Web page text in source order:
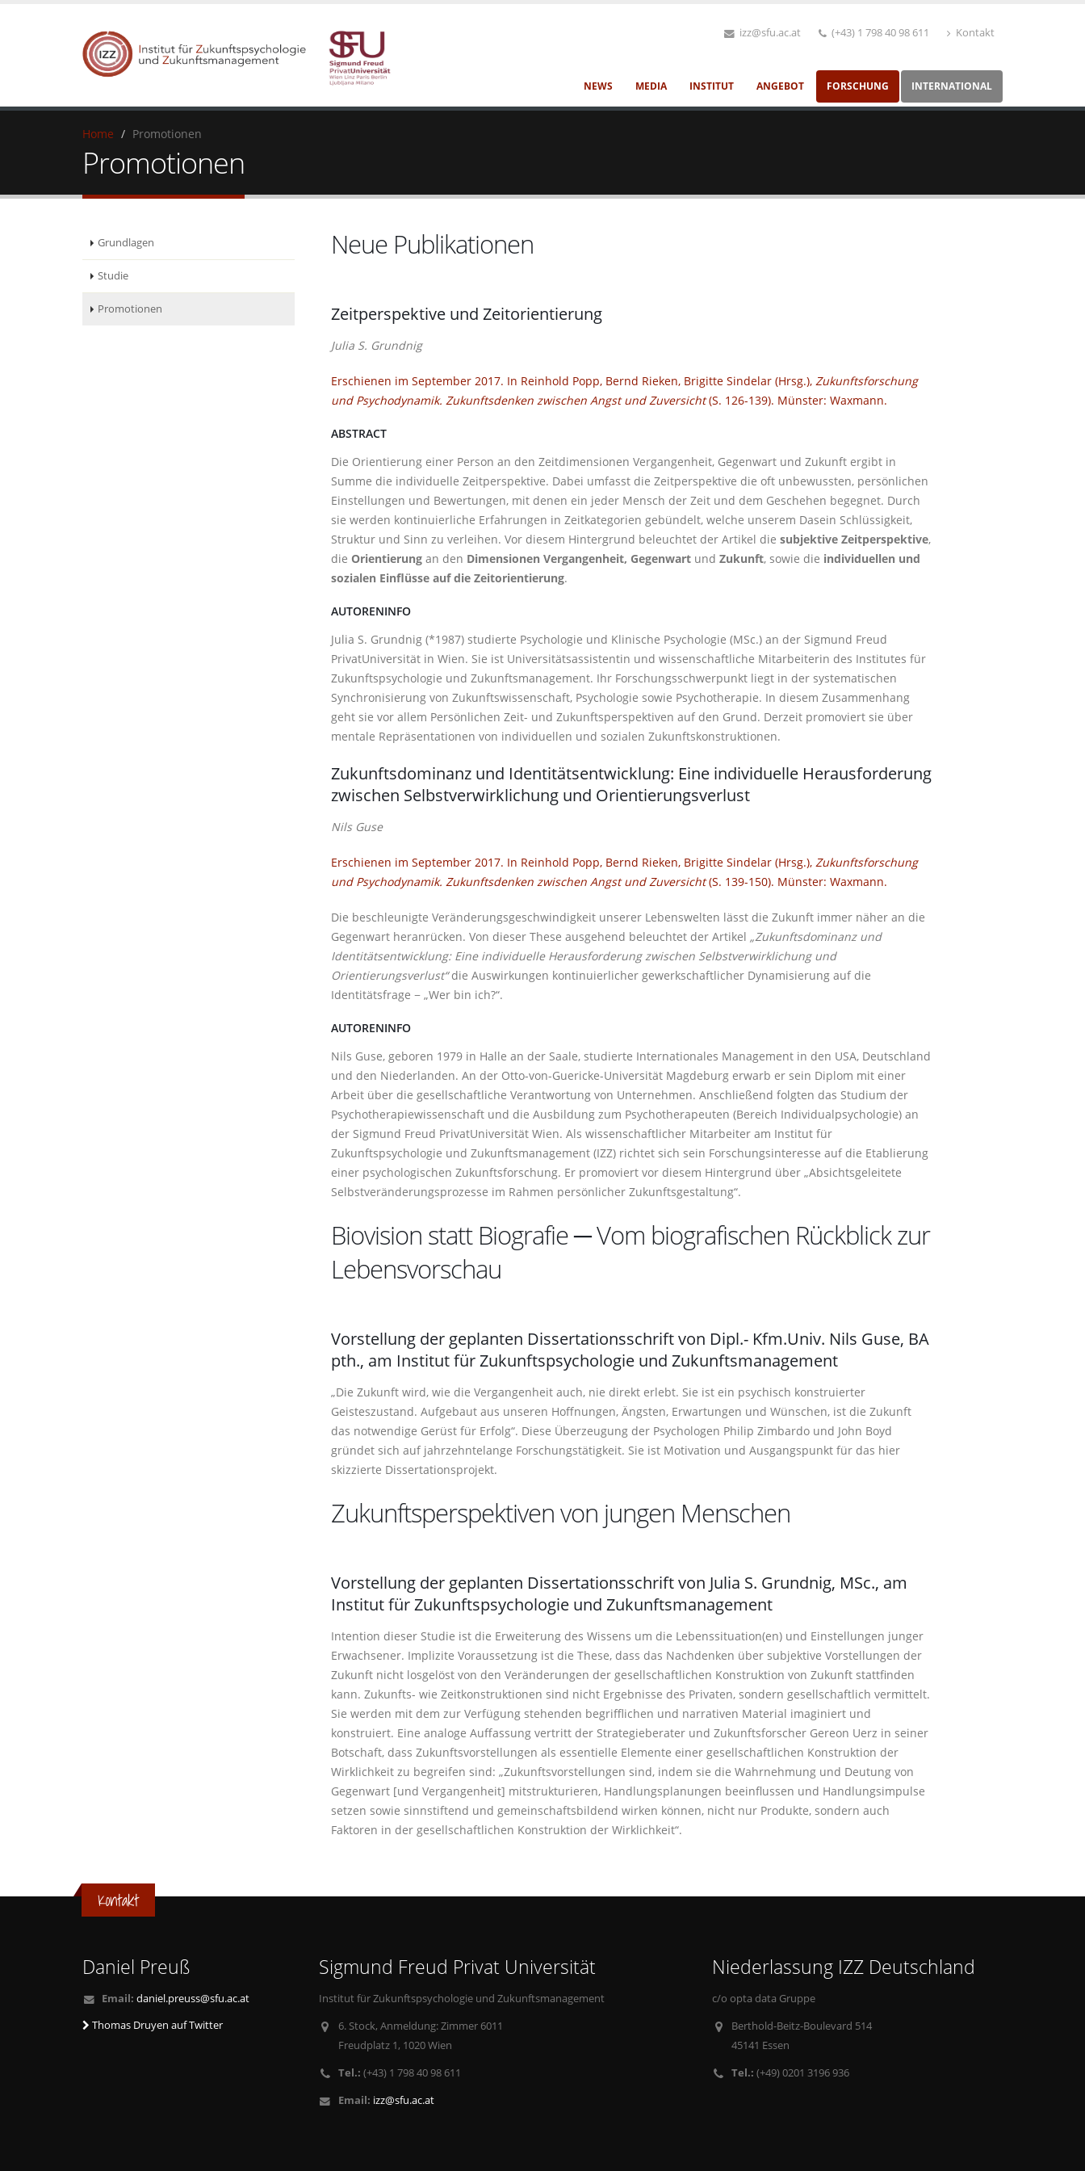
izz@sfu.ac.at (+43) 1 798 40 98 611 Kontakt
NEWS MEDIA INSTITUT ANGEBOT FORSCHUNG INTERNATIONAL
Home Promotionen
Promotionen
Grundlagen
Studie
Promotionen
Neue Publikationen
Zeitperspektive und Zeitorientierung
Julia S. Grundnig
Erschienen im September 2017. In Reinhold Popp, Bernd Rieken, Brigitte Sindelar (Hrsg.), Zukunftsforschung
und Psychodynamik. Zukunftsdenken zwischen Angst und Zuversicht(S. 126-139). Münster: Waxmann.
ABSTRACT
Die Orientierung einer Person an den Zeitdimensionen Vergangenheit, Gegenwart und Zukunft ergibt in
Summe die individuelle Zeitperspektive. Dabei umfasst die Zeitperspektive die oft unbewussten, persönlichen
Einstellungen und Bewertungen, mit denen ein jeder Mensch der Zeit und dem Geschehen begegnet. Durch
sie werden kontinuierliche Erfahrungen in Zeitkategorien gebündelt, welche unserem Dasein Schlüssigkeit,
Struktur und Sinn zu verleihen. Vor diesem Hintergrund beleuchtet der Artikel die subjektive Zeitperspektive,
die Orientierungan den Dimensionen Vergangenheit, Gegenwartund Zukunft, sowie die individuellen und
sozialen Einflüsse auf die Zeitorientierung.
AUTORENINFO
Julia S. Grundnig (*1987) studierte Psychologie und Klinische Psychologie (MSc.) an der Sigmund Freud
PrivatUniversität in Wien. Sie ist Universitätsassistentin und wissenschaftliche Mitarbeiterin des Institutes für
Zukunftspsychologie und Zukunftsmanagement. Ihr Forschungsschwerpunkt liegt in der systematischen
Synchronisierung von Zukunftswissenschaft, Psychologie sowie Psychotherapie. In diesem Zusammenhang
geht sie vor allem Persönlichen Zeit- und Zukunftsperspektiven auf den Grund. Derzeit promoviert sie über
mentale Repräsentationen von individuellen und sozialen Zukunftskonstruktionen.
Zukunftsdominanz und Identitätsentwicklung: Eine individuelle Herausforderung
zwischen Selbstverwirklichung und Orientierungsverlust
Nils Guse
Erschienen im September 2017. In Reinhold Popp, Bernd Rieken, Brigitte Sindelar (Hrsg.), Zukunftsforschung
und Psychodynamik. Zukunftsdenken zwischen Angst und Zuversicht(S. 139-150). Münster: Waxmann.
Die beschleunigte Veränderungsgeschwindigkeit unserer Lebenswelten lässt die Zukunft immer näher an die
Gegenwart heranrücken. Von dieser These ausgehend beleuchtet der Artikel „Zukunftsdominanz und
Identitätsentwicklung: Eine individuelle Herausforderung zwischen Selbstverwirklichung und
Orientierungsverlust“die Auswirkungen kontinuierlicher gewerkschaftlicher Dynamisierung auf die
Identitätsfrage − „Wer bin ich?“.
AUTORENINFO
Nils Guse, geboren 1979 in Halle an der Saale, studierte Internationales Management in den USA, Deutschland
und den Niederlanden. An der Otto-von-Guericke-Universität Magdeburg erwarb er sein Diplom mit einer
Arbeit über die gesellschaftliche Verantwortung von Unternehmen. Anschließend folgten das Studium der
Psychotherapiewissenschaft und die Ausbildung zum Psychotherapeuten (Bereich Individualpsychologie) an
der Sigmund Freud PrivatUniversität Wien. Als wissenschaftlicher Mitarbeiter am Institut für
Zukunftspsychologie und Zukunftsmanagement (IZZ) richtet sich sein Forschungsinteresse auf die Etablierung
einer psychologischen Zukunftsforschung. Er promoviert vor diesem Hintergrund über „Absichtsgeleitete
Selbstveränderungsprozesse im Rahmen persönlicher Zukunftsgestaltung“.
Biovision statt Biografie ─ Vom biografischen Rückblick zur
Lebensvorschau
Vorstellung der geplanten Dissertationsschrift von Dipl.- Kfm.Univ. Nils Guse, BA
pth., am Institut für Zukunftspsychologie und Zukunftsmanagement
„Die Zukunft wird, wie die Vergangenheit auch, nie direkt erlebt. Sie ist ein psychisch konstruierter
Geisteszustand. Aufgebaut aus unseren Hoffnungen, Ängsten, Erwartungen und Wünschen, ist die Zukunft
das notwendige Gerüst für Erfolg“. Diese Überzeugung der Psychologen Philip Zimbardo und John Boyd
gründet sich auf jahrzehntelange Forschungstätigkeit. Sie ist Motivation und Ausgangspunkt für das hier
skizzierte Dissertationsprojekt.
Zukunftsperspektiven von jungen Menschen
Vorstellung der geplanten Dissertationsschrift von Julia S. Grundnig, MSc., am
Institut für Zukunftspsychologie und Zukunftsmanagement
Intention dieser Studie ist die Erweiterung des Wissens um die Lebenssituation(en) und Einstellungen junger
Erwachsener. Implizite Voraussetzung ist die These, dass das Nachdenken über subjektive Vorstellungen der
Zukunft nicht losgelöst von den Veränderungen der gesellschaftlichen Konstruktion von Zukunft stattfinden
kann. Zukunfts- wie Zeitkonstruktionen sind nicht Ergebnisse des Privaten, sondern gesellschaftlich vermittelt.
Sie werden mit dem zur Verfügung stehenden begrifflichen und narrativen Material imaginiert und
konstruiert. Eine analoge Auffassung vertritt der Strategieberater und Zukunftsforscher Gereon Uerz in seiner
Botschaft, dass Zukunftsvorstellungen als essentielle Elemente einer gesellschaftlichen Konstruktion der
Wirklichkeit zu begreifen sind: „Zukunftsvorstellungen sind, indem sie die Wahrnehmung und Deutung von
Gegenwart [und Vergangenheit] mitstrukturieren, Handlungsplanungen beeinflussen und Handlungsimpulse
setzen sowie sinnstiftend und gemeinschaftsbildend wirken können, nicht nur Produkte, sondern auch
Faktoren in der gesellschaftlichen Konstruktion der Wirklichkeit“.
Kontakt
Daniel Preuß
Email: daniel.preuss@sfu.ac.at
Thomas Druyen auf Twitter
Sigmund Freud Privat Universität
Institut für Zukunftspsychologie und Zukunftsmanagement
6. Stock, Anmeldung: Zimmer 6011
Freudplatz 1, 1020 Wien
Tel.: (+43) 1 798 40 98 611
Email: izz@sfu.ac.at
Niederlassung IZZ Deutschland
c/o opta data Gruppe
Berthold-Beitz-Boulevard 514
45141 Essen
Tel.: (+49) 0201 3196 936